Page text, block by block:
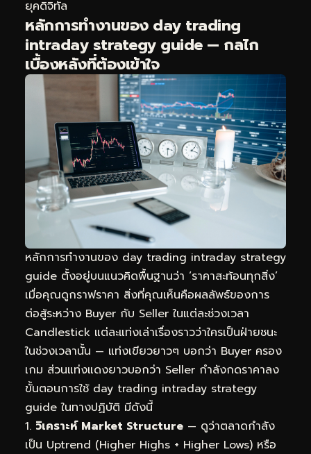
ยุคดิจิทัล
หลักการทำงานของ day trading
intraday strategy guide — กลไก
เบื้องหลังที่ต้องเข้าใจ
หลักการทำงานของ day trading intraday strategy
guide ตั้งอยู่บนแนวคิดพื้นฐานว่า ‘ราคาสะท้อนทุกสิ่ง’
เมื่อคุณดูกราฟราคา สิ่งที่คุณเห็นคือผลลัพธ์ของการ
ต่อสู้ระหว่าง Buyer กับ Seller ในแต่ละช่วงเวลา
Candlestick แต่ละแท่งเล่าเรื่องราวว่าใครเป็นฝ่ายชนะ
ในช่วงเวลานั้น — แท่งเขียวยาวๆ บอกว่า Buyer ครอง
เกม ส่วนแท่งแดงยาวบอกว่า Seller กำลังกดราคาลง
ขั้นตอนการใช้ day trading intraday strategy
guide ในทางปฏิบัติ มีดังนี้
วิเคราะห์ Market Structure — ดูว่าตลาดกำลัง
เป็น Uptrend (Higher Highs + Higher Lows) หรือ